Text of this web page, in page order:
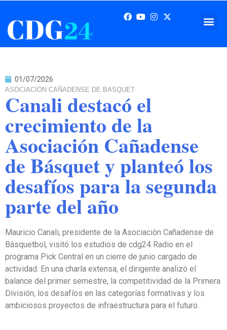
01/07/2026
ASOCIACION CAÑADENSE DE BASQUET
Canali destacó el
crecimiento de la
Asociación Cañadense
de Básquet y planteó los
desafíos para la segunda
parte del año
Mauricio Canali, presidente de la Asociación Cañadense de
Básquetbol, visitó los estudios de cdg24 Radio en el
programa Pick Central en un cierre de junio cargado de
actividad. En una charla extensa, el dirigente analizó el
balance del primer semestre, la competitividad de la Primera
División, los desafíos en las categorías formativas y los
ambiciosos proyectos de infraestructura para el futuro.